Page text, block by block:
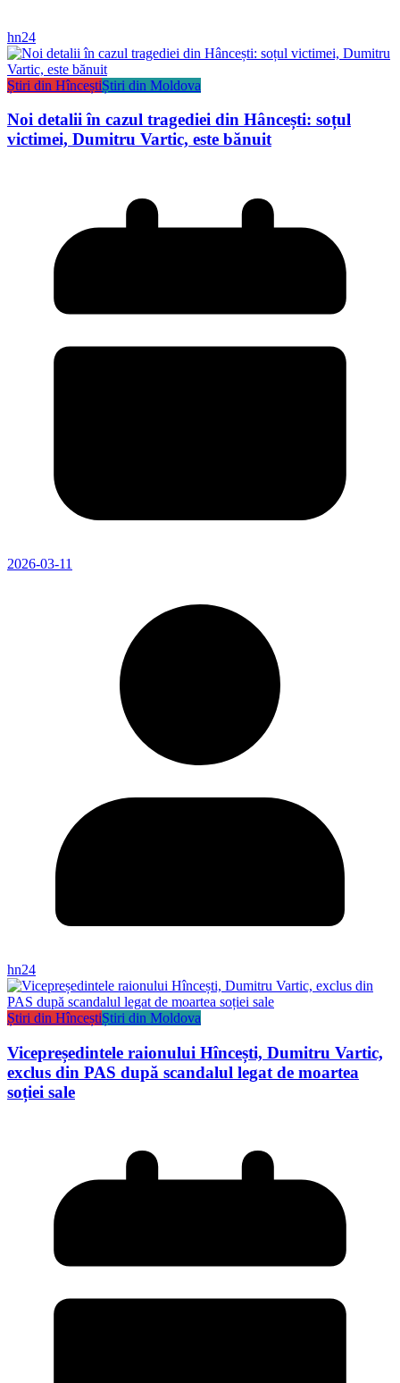
hn24
Știri din HînceștiȘtiri din Moldova
Noi detalii în cazul tragediei din Hâncești: soțul
victimei, Dumitru Vartic, este bănuit
2026-03-11
hn24
Știri din HînceștiȘtiri din Moldova
Vicepreședintele raionului Hîncești, Dumitru Vartic,
exclus din PAS după scandalul legat de moartea
soției sale